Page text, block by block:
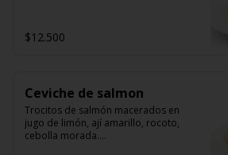
$12.500
Ceviche de salmon
Trocitos de salmón macerados en
jugo de limón, ají amarillo, rocoto,
cebolla morada.